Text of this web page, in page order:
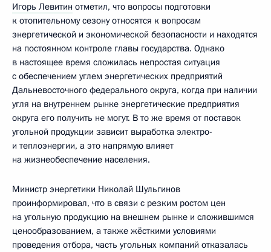
Игорь Левитин отметил, что вопросы подготовки
к отопительному сезону относятся к вопросам
энергетической и экономической безопасности и находятся
на постоянном контроле главы государства. Однако
в настоящее время сложилась непростая ситуация
с обеспечением углем энергетических предприятий
Дальневосточного федерального округа, когда при наличии
угля на внутреннем рынке энергетические предприятия
округа его получить не могут. В то же время от поставок
угольной продукции зависит выработка электро-
и теплоэнергии, а это напрямую влияет
на жизнеобеспечение населения.
Министр энергетики Николай Шульгинов
проинформировал, что в связи с резким ростом цен
на угольную продукцию на внешнем рынке и сложившимся
ценообразованием, а также жёсткими условиями
проведения отбора, часть угольных компаний отказалась